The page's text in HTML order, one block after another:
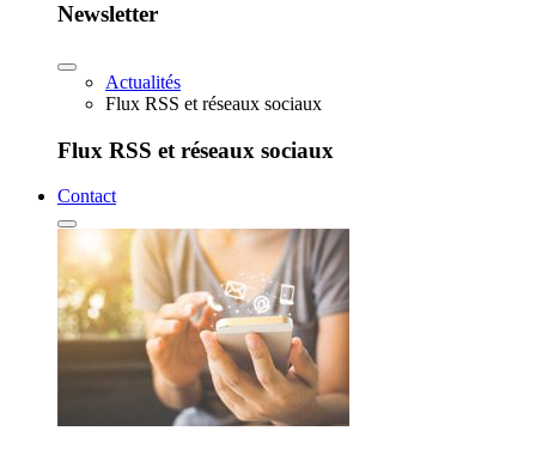
Newsletter
Actualités
Flux RSS et réseaux sociaux
Flux RSS et réseaux sociaux
Contact